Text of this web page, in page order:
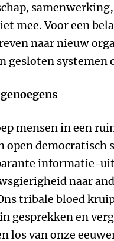
mee. Voor een
naar nieuw
gesloten systemen
mensen in een
open democratisch
informatie-
naar
tribale bloed
gesprekken en
los van onze